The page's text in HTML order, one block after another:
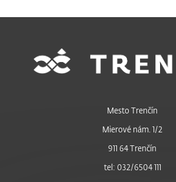
Mesto Trenčín
Mierové nám. 1/2
911 64 Trenčín
tel: 032/6504 111